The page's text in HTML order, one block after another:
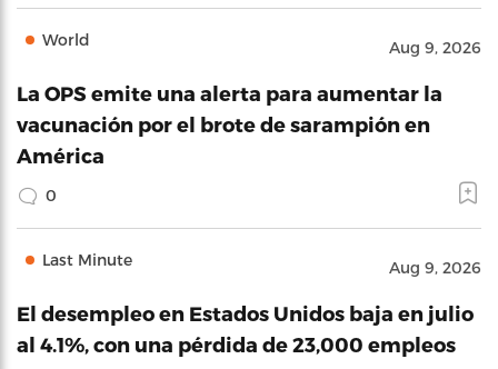
World Aug 9, 2026
La OPS emite una alerta para aumentar la
vacunación por el brote de sarampión en
América
0
Last Minute Aug 9, 2026
El desempleo en Estados Unidos baja en julio
al 4.1%, con una pérdida de 23,000 empleos